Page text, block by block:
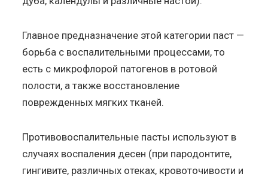
Главное предназначение этой категории паст —
борьба с воспалительными процессами, то
есть с микрофлорой патогенов в ротовой
полости, а также восстановление
поврежденных мягких тканей.
Противовоспалительные пасты используют в
случаях воспаления десен (при пародонтите,
гингивите, различных отеках, кровоточивости и